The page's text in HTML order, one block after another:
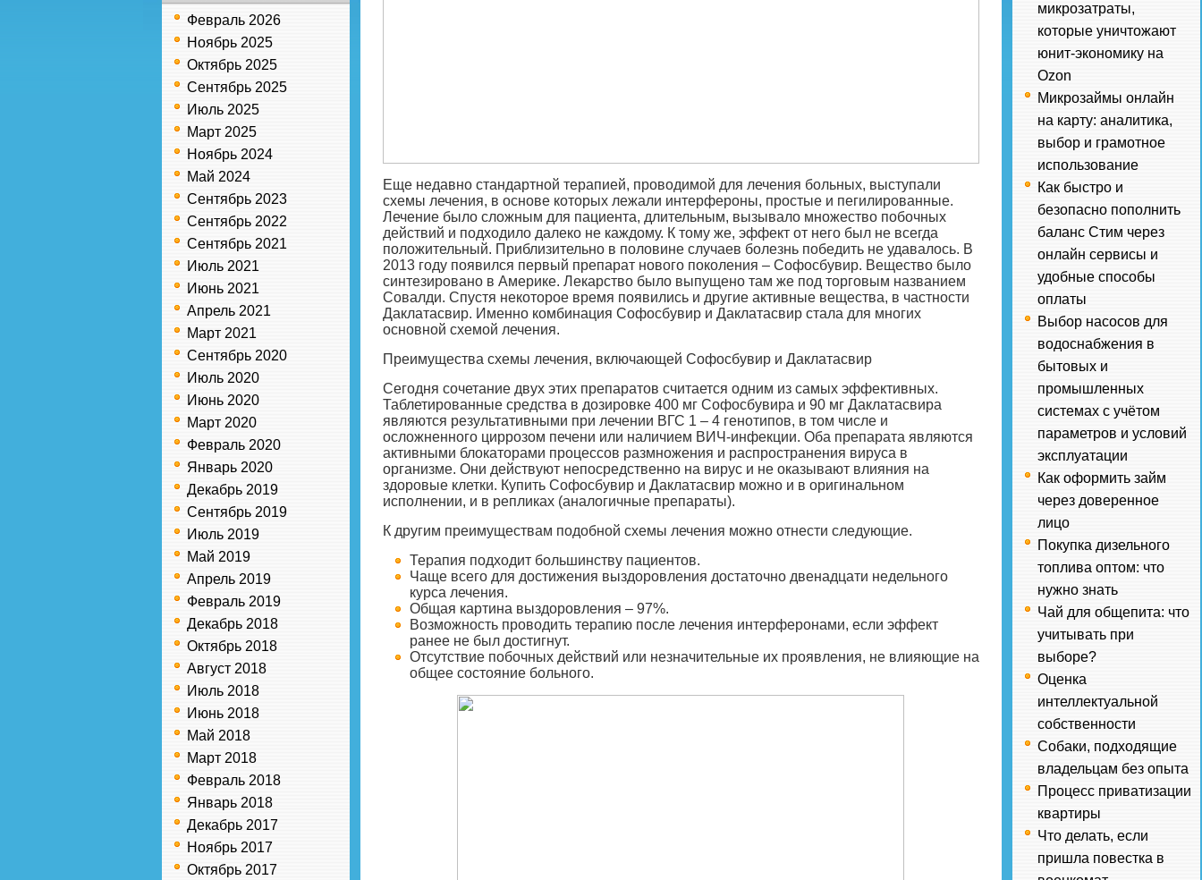
Февраль 2026
Ноябрь 2025
Октябрь 2025
Сентябрь 2025
Июль 2025
Март 2025
Ноябрь 2024
Май 2024
Сентябрь 2023
Сентябрь 2022
Сентябрь 2021
Июль 2021
Июнь 2021
Апрель 2021
Март 2021
Сентябрь 2020
Июль 2020
Июнь 2020
Март 2020
Февраль 2020
Январь 2020
Декабрь 2019
Сентябрь 2019
Июль 2019
Май 2019
Апрель 2019
Февраль 2019
Декабрь 2018
Октябрь 2018
Август 2018
Июль 2018
Июнь 2018
Май 2018
Март 2018
Февраль 2018
Январь 2018
Декабрь 2017
Ноябрь 2017
Октябрь 2017
Еще недавно стандартной терапией, проводимой для лечения больных, выступали
схемы лечения, в основе которых лежали интерфероны, простые и пегилированные.
Лечение было сложным для пациента, длительным, вызывало множество побочных
действий и подходило далеко не каждому. К тому же, эффект от него был не всегда
положительный. Приблизительно в половине случаев болезнь победить не удавалось. В
2013 году появился первый препарат нового поколения – Софосбувир. Вещество было
синтезировано в Америке. Лекарство было выпущено там же под торговым названием
Совалди. Спустя некоторое время появились и другие активные вещества, в частности
Даклатасвир. Именно комбинация Софосбувир и Даклатасвир стала для многих
основной схемой лечения.
Преимущества схемы лечения, включающей Софосбувир и Даклатасвир
Сегодня сочетание двух этих препаратов считается одним из самых эффективных.
Таблетированные средства в дозировке 400 мг Софосбувира и 90 мг Даклатасвира
являются результативными при лечении ВГС 1 – 4 генотипов, в том числе и
осложненного циррозом печени или наличием ВИЧ-инфекции. Оба препарата являются
активными блокаторами процессов размножения и распространения вируса в
организме. Они действуют непосредственно на вирус и не оказывают влияния на
здоровые клетки. Купить Софосбувир и Даклатасвир можно и в оригинальном
исполнении, и в репликах (аналогичные препараты).
К другим преимуществам подобной схемы лечения можно отнести следующие.
Терапия подходит большинству пациентов.
Чаще всего для достижения выздоровления достаточно двенадцати недельного
курса лечения.
Общая картина выздоровления – 97%.
Возможность проводить терапию после лечения интерферонами, если эффект
ранее не был достигнут.
Отсутствие побочных действий или незначительные их проявления, не влияющие на
общее состояние больного.
микрозатраты,
которые уничтожают
юнит-экономику на
Ozon
Микрозаймы онлайн
на карту: аналитика,
выбор и грамотное
использование
Как быстро и
безопасно пополнить
баланс Стим через
онлайн сервисы и
удобные способы
оплаты
Выбор насосов для
водоснабжения в
бытовых и
промышленных
системах с учётом
параметров и условий
эксплуатации
Как оформить займ
через доверенное
лицо
Покупка дизельного
топлива оптом: что
нужно знать
Чай для общепита: что
учитывать при
выборе?
Оценка
интеллектуальной
собственности
Собаки, подходящие
владельцам без опыта
Процесс приватизации
квартиры
Что делать, если
пришла повестка в